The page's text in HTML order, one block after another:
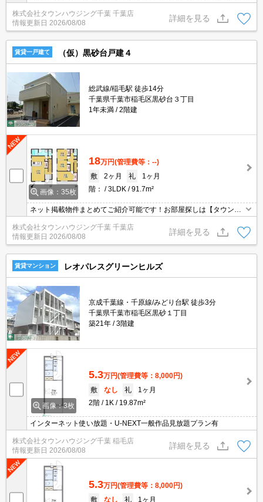
ウジング】にお任せください！※オンライン内見・現地待ち合わせ
は事前にご相談ください。
株式会社タウンハウジング千葉 千葉店
情報更新日 2026/08/08
詳細を見る
賃貸一戸建て （仮）黒砂台戸建４
総武線/稲毛駅 徒歩14分
千葉県千葉市稲毛区黒砂台３丁目
1年未満
2階建
画像：35枚
18万円(管理費等：--)
敷
2ヶ月 礼
1ヶ月
階：
3LDK 91.7m²
ネット掲載物件まとめてご紹介可能です！お部屋探しは【タウンハ
ウジング】にお任せください！※オンライン内見・現地待ち合わせ
は事前にご相談ください。
株式会社タウンハウジング千葉 千葉店
情報更新日 2026/08/08
詳細を見る
賃貸マンション レオパレスグリーンヒルズ
京成千葉線・千原線/みどり台駅 徒歩3分
千葉県千葉市稲毛区黒砂１丁目
築21年
3階建
画像：3枚
5.3万円(管理費等：8,000円)
敷
なし 礼
1ヶ月
2階
1K 19.87m²
インターネット使い放題・U-NEXT一般作品見放題プラン有
株式会社タウンハウジング千葉 稲毛店
情報更新日 2026/08/08
詳細を見る
5.3万円(管理費等：8,000円)
敷
なし 礼
1ヶ月